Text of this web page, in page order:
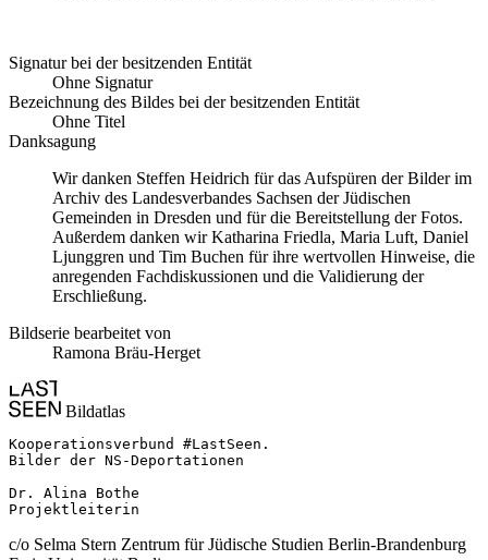
Signatur bei der besitzenden Entität
Ohne Signatur
Bezeichnung des Bildes bei der besitzenden Entität
Ohne Titel
Danksagung
Wir danken Steffen Heidrich für das Aufspüren der Bilder im
Archiv des Landesverbandes Sachsen der Jüdischen
Gemeinden in Dresden und für die Bereitstellung der Fotos.
Außerdem danken wir Katharina Friedla, Maria Luft, Daniel
Ljunggren und Tim Buchen für ihre wertvollen Hinweise, die
anregenden Fachdiskussionen und die Validierung der
Erschließung.
Bildserie bearbeitet von
Ramona Bräu-Herget
Bildatlas
Kooperationsverbund #LastSeen.
Bilder der NS-Deportationen
Dr. Alina Bothe
Projektleiterin
c/o Selma Stern Zentrum für Jüdische Studien Berlin-Brandenburg